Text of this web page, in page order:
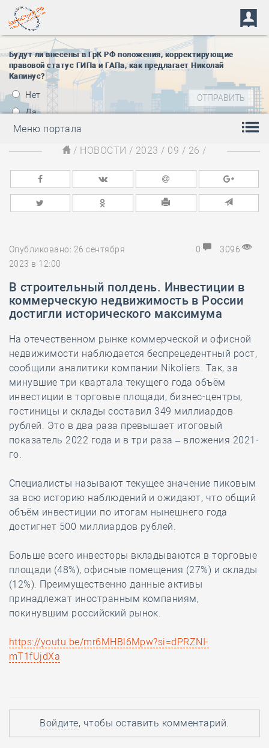
Будут ли внесены в ГрК РФ положения, корректирующие
правовой статус ГИПа и ГАПа, как предлагает Николай
Капинус?
Нет
Да
Меню портала
/ НОВОСТИ / 2023 / 09 / 26 /
Опубликовано: 26 сентября
2023 в 12:00
0 3096
В строительный полдень. Инвестиции в
коммерческую недвижимость в России
достигли исторического максимума
На отечественном рынке коммерческой и офисной
недвижимости наблюдается беспрецедентный рост,
сообщили аналитики компании Nikoliers. Так, за
минувшие три квартала текущего года объём
инвестиции в торговые площади, бизнес-центры,
гостиницы и склады составил 349 миллиардов
рублей. Это в два раза превышает итоговый
показатель 2022 года и в три раза – вложения 2021-
го.
Специалисты называют текущее значение пиковым
за всю историю наблюдений и ожидают, что общий
объём инвестиции по итогам нынешнего года
достигнет 500 миллиардов рублей.
Больше всего инвесторы вкладываются в торговые
площади (48%), офисные помещения (27%) и склады
(12%). Преимущественно данные активы
принадлежат иностранным компаниям,
покинувшим российский рынок.
https://youtu.be/mr6MHBl6Mpw?si=dPRZNI-
mT1fUjdXa
Войдите, чтобы оставить комментарий.